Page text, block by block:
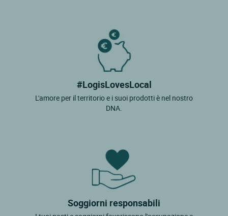
#LogisLovesLocal
L'amore per il territorio e i suoi prodotti è nel nostro
DNA.
Soggiorni responsabili